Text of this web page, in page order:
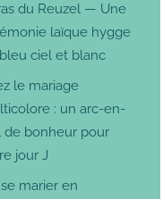
du Reuzel — Une
laïque hygge
ciel et blanc
le mariage
: un arc-en-
de bonheur pour
jour J
marier en